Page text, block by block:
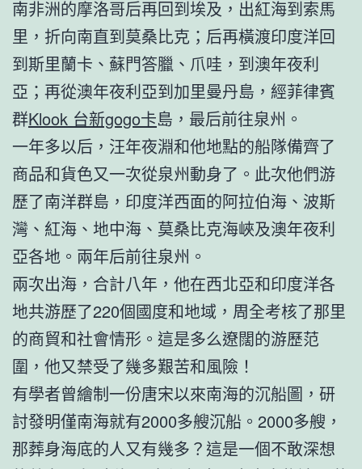
南非洲的摩洛哥后再回到埃及，出紅海到索馬
里，折向南直到莫桑比克；后再橫渡印度洋回
到斯里蘭卡、蘇門答臘、爪哇，到澳年夜利
亞；再從澳年夜利亞到加里曼丹島，經菲律賓
群Klook 台新gogo卡島，最后前往泉州。
一年多以后，汪年夜淵和他地點的船隊備齊了
商品和貨色又一次從泉州動身了。此次他們游
歷了南洋群島，印度洋西面的阿拉伯海、波斯
灣、紅海、地中海、莫桑比克海峽及澳年夜利
亞各地。兩年后前往泉州。
兩次出海，合計八年，他在西北亞和印度洋各
地共游歷了220個國度和地域，周全考核了那里
的商貿和社會情形。這是多么遼闊的游歷范
圍，他又禁受了幾多艱苦和風險！
有學者曾繪制一份唐宋以來南海的沉船圖，研
討發明僅南海就有2000多艘沉船。2000多艘，
那葬身海底的人又有幾多？這是一個不敢深想